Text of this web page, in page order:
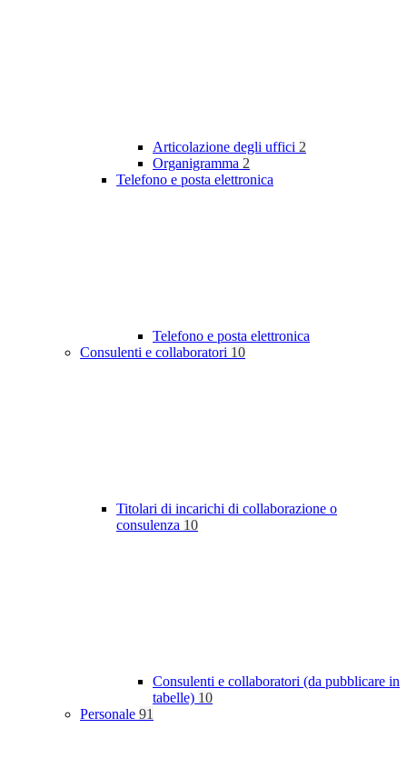
Articolazione degli uffici 2
Organigramma 2
Telefono e posta elettronica
Telefono e posta elettronica
Consulenti e collaboratori 10
Titolari di incarichi di collaborazione o
consulenza 10
Consulenti e collaboratori (da pubblicare in
tabelle) 10
Personale 91